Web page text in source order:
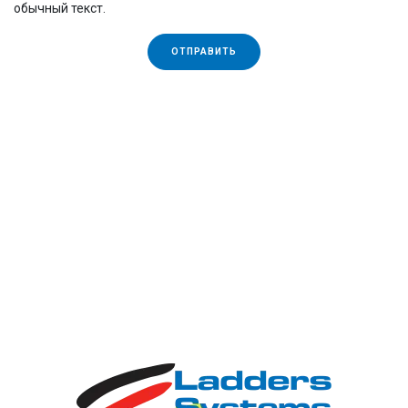
3. Лидерство на рынке Европы и Украины!
найдется страна в Европе, где не знакомы с
предлагаем нечто большее - за честную цену более
долгий срок эксплуатации. Высокотехнологичное
обычный текст.
ОТПРАВИТЬ